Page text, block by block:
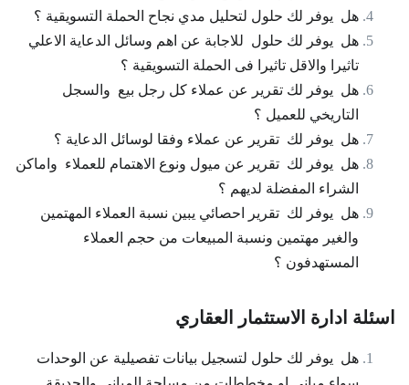
هل يوفر لك حلول لتحليل مدي نجاح الحملة التسويقية ؟
هل يوفر لك حلول للاجابة عن اهم وسائل الدعاية الاعلي
تاثيرا والاقل تاثيرا فى الحملة التسويقية ؟
هل يوفر لك تقرير عن عملاء كل رجل بيع والسجل
التاريخي للعميل ؟
هل يوفر لك تقرير عن عملاء وفقا لوسائل الدعاية ؟
هل يوفر لك تقرير عن ميول ونوع الاهتمام للعملاء واماكن
الشراء المفضلة لديهم ؟
هل يوفر لك تقرير احصائي يبين نسبة العملاء المهتمين
والغير مهتمين ونسبة المبيعات من حجم العملاء
المستهدفون ؟
اسئلة ادارة الاستثمار العقاري
هل يوفر لك حلول لتسجيل بيانات تفصيلية عن الوحدات